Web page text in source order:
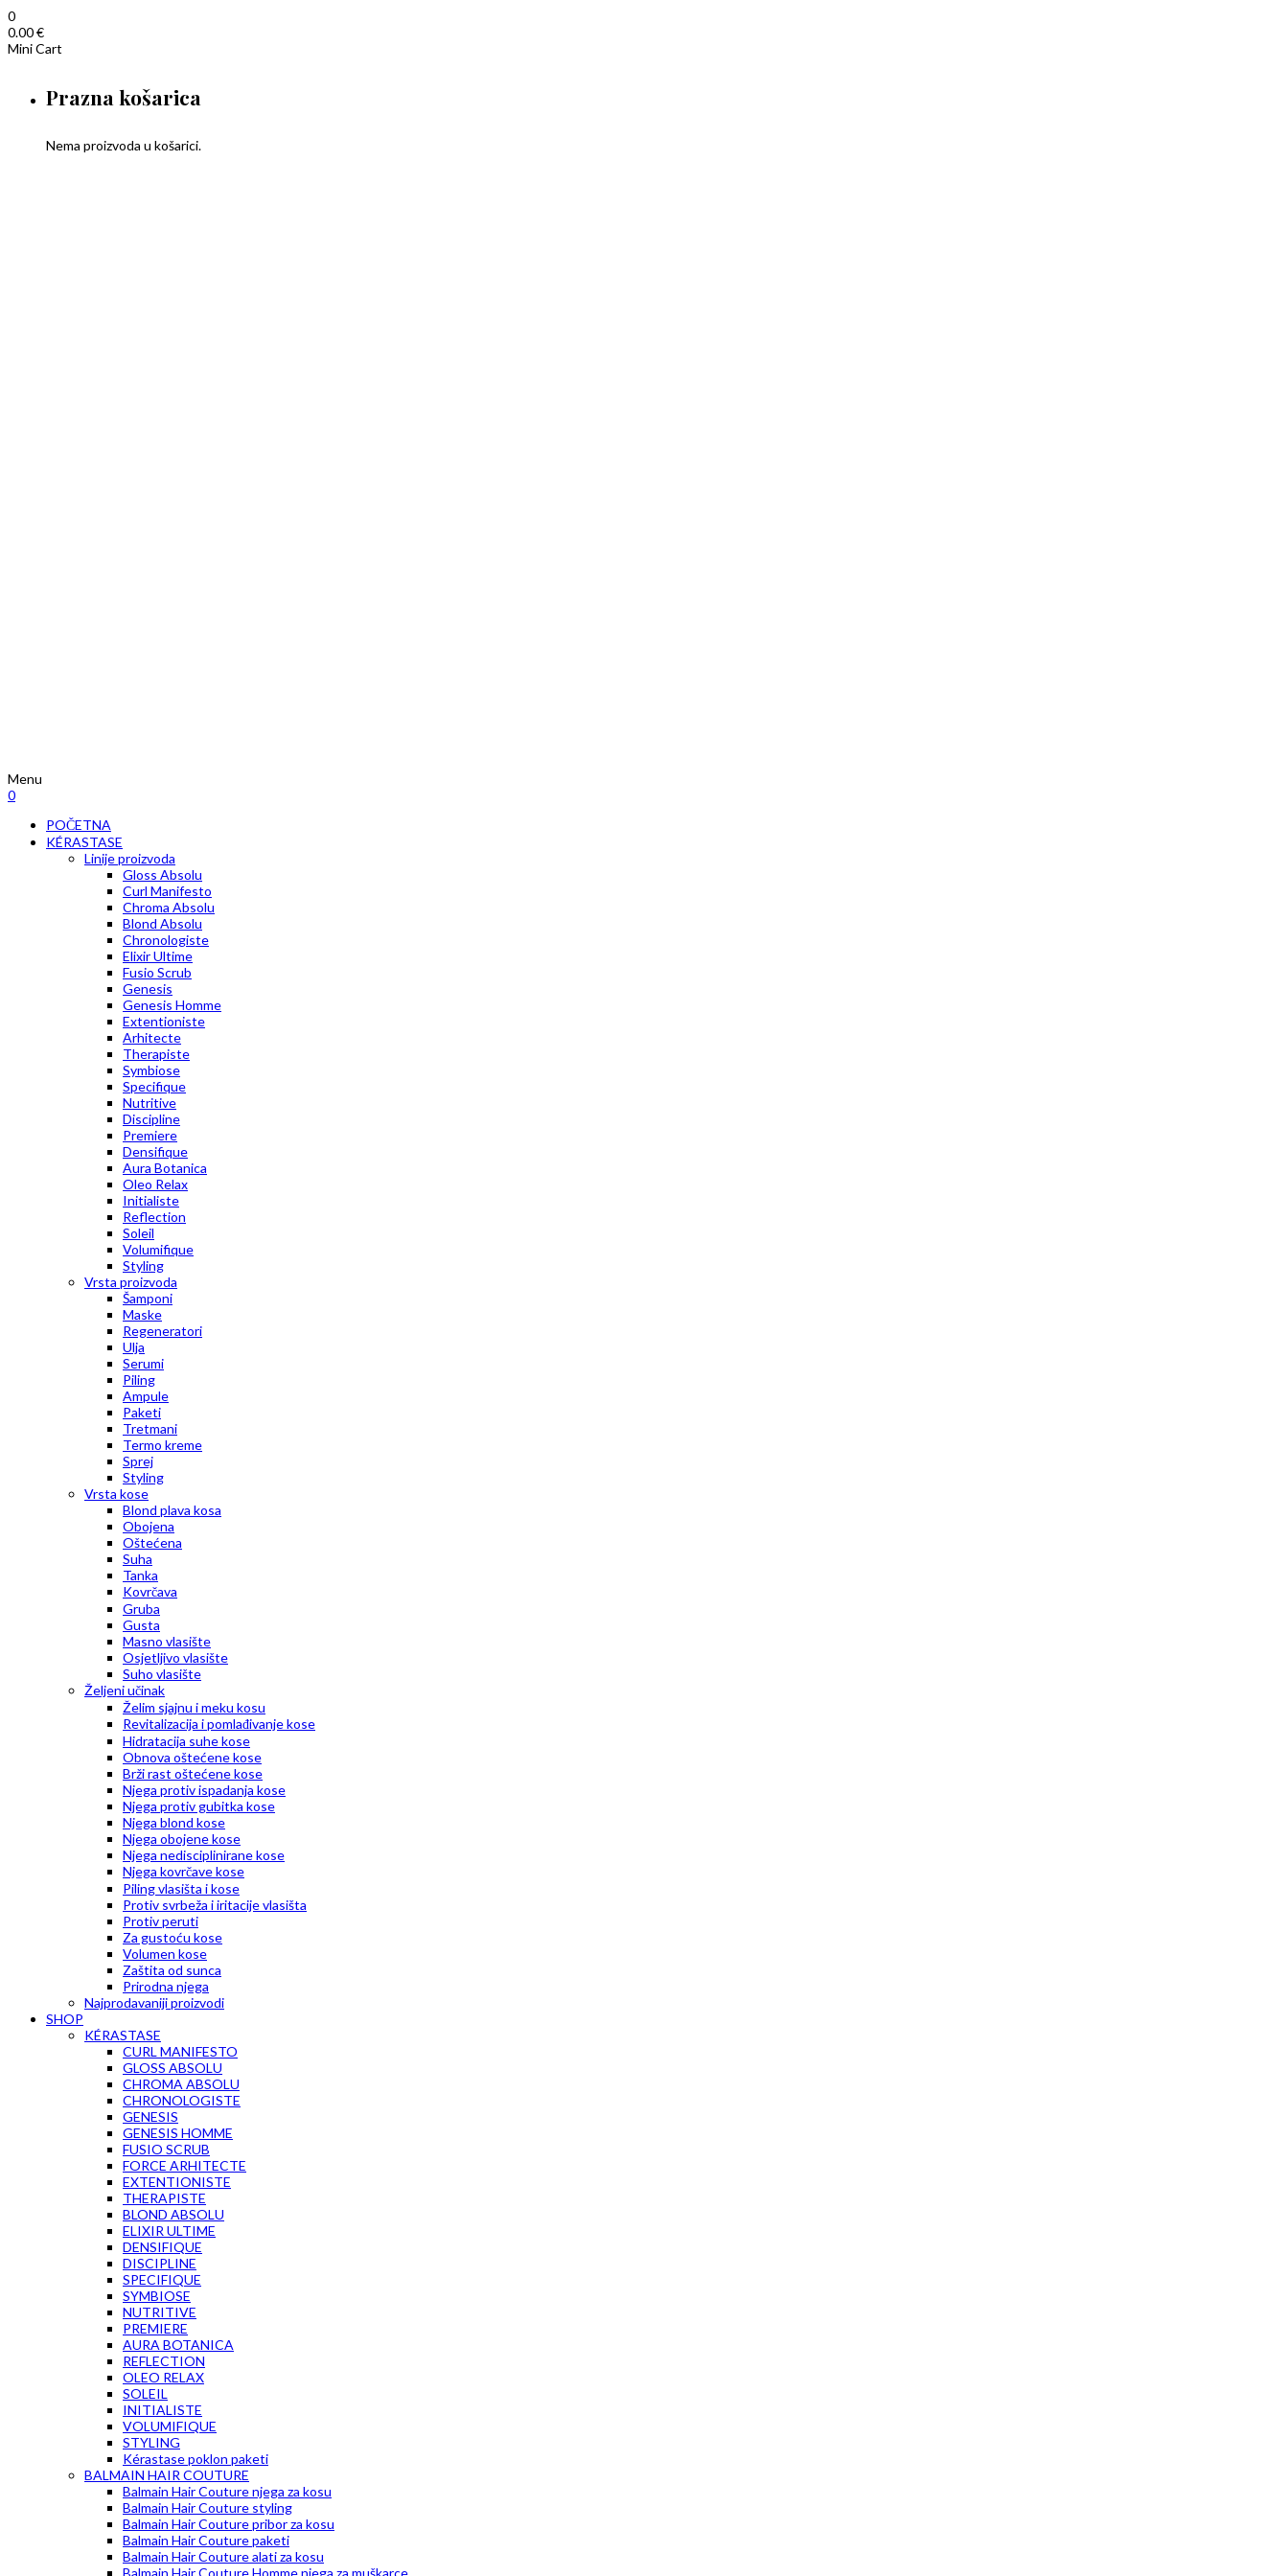
0
0.00€
Mini Cart
Prazna košarica
Nema proizvoda u košarici.
Menu
0
POČETNA
KÉRASTASE
Linije proizvoda
Gloss Absolu
Curl Manifesto
Chroma Absolu
Blond Absolu
Chronologiste
Elixir Ultime
Fusio Scrub
Genesis
Genesis Homme
Extentioniste
Arhitecte
Therapiste
Symbiose
Specifique
Nutritive
Discipline
Premiere
Densifique
Aura Botanica
Oleo Relax
Initialiste
Reflection
Soleil
Volumifique
Styling
Vrsta proizvoda
Šamponi
Maske
Regeneratori
Ulja
Serumi
Piling
Ampule
Paketi
Tretmani
Termo kreme
Sprej
Styling
Vrsta kose
Blond plava kosa
Obojena
Oštećena
Suha
Tanka
Kovrčava
Gruba
Gusta
Masno vlasište
Osjetljivo vlasište
Suho vlasište
Željeni učinak
Želim sjajnu i meku kosu
Revitalizacija i pomlađivanje kose
Hidratacija suhe kose
Obnova oštećene kose
Brži rast oštećene kose
Njega protiv ispadanja kose
Njega protiv gubitka kose
Njega blond kose
Njega obojene kose
Njega nedisciplinirane kose
Njega kovrčave kose
Piling vlasišta i kose
Protiv svrbeža i iritacije vlasišta
Protiv peruti
Za gustoću kose
Volumen kose
Zaštita od sunca
Prirodna njega
Najprodavaniji proizvodi
SHOP
KÉRASTASE
CURL MANIFESTO
GLOSS ABSOLU
CHROMA ABSOLU
CHRONOLOGISTE
GENESIS
GENESIS HOMME
FUSIO SCRUB
FORCE ARHITECTE
EXTENTIONISTE
THERAPISTE
BLOND ABSOLU
ELIXIR ULTIME
DENSIFIQUE
DISCIPLINE
SPECIFIQUE
SYMBIOSE
NUTRITIVE
PREMIERE
AURA BOTANICA
REFLECTION
OLEO RELAX
SOLEIL
INITIALISTE
VOLUMIFIQUE
STYLING
Kérastase poklon paketi
BALMAIN HAIR COUTURE
Balmain Hair Couture njega za kosu
Balmain Hair Couture styling
Balmain Hair Couture pribor za kosu
Balmain Hair Couture paketi
Balmain Hair Couture alati za kosu
Balmain Hair Couture Homme njega za muškarce